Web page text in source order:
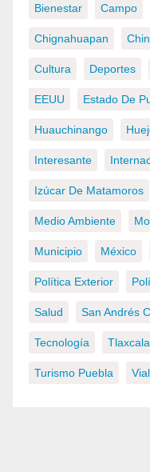
Bienestar Campo
Chignahuapan
Cultura Deportes
EEUU Estado De
Huauchinango
Interesante
Izúcar De Matamoros
Medio Ambiente
Municipio México
Política Exterior
Salud San Andrés
Tecnología Tlaxcala
Turismo Puebla